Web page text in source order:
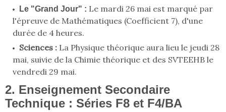
Le "Grand Jour" : Le mardi 26 mai est marqué par
l'épreuve de Mathématiques (Coefficient 7), d'une
durée de 4 heures.
Sciences : La Physique théorique aura lieu le jeudi 28
mai, suivie de la Chimie théorique et des SVTEEHB le
vendredi 29 mai.
2. Enseignement Secondaire
Technique : Séries F8 et F4/BA